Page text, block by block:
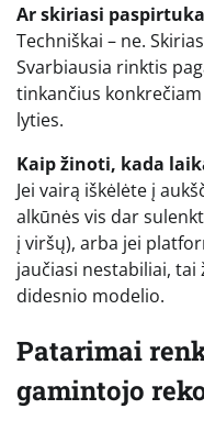
Ar skiriasi
Techniškai – ne.
Svarbiausia rinktis
tinkančius
lyties.
Kaip žinoti, kada
Jei vairą iškėlėte į
alkūnės vis dar
į viršų), arba jei
jaučiasi nestabiliai, tai
didesnio modelio.
Patarimai
gamintojo